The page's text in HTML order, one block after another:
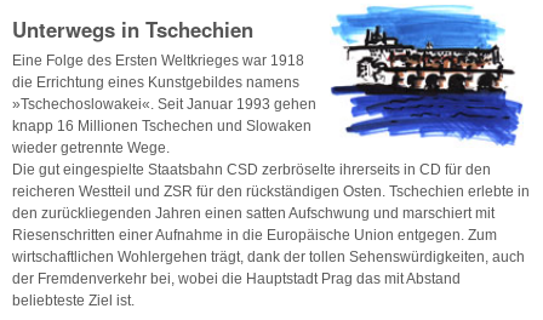
Unterwegs in Tschechien
Eine Folge des Ersten Weltkrieges war 1918
die Errichtung eines Kunstgebildes namens
»Tschechoslowakei«. Seit Januar 1993 gehen
knapp 16 Millionen Tschechen und Slowaken
wieder getrennte Wege.
Die gut eingespielte Staatsbahn CSD zerbröselte ihrerseits in CD für den
reicheren Westteil und ZSR für den rückständigen Osten. Tschechien erlebte in
den zurückliegenden Jahren einen satten Aufschwung und marschiert mit
Riesenschritten einer Aufnahme in die Europäische Union entgegen. Zum
wirtschaftlichen Wohlergehen trägt, dank der tollen Sehenswürdigkeiten, auch
der Fremdenverkehr bei, wobei die Hauptstadt Prag das mit Abstand
beliebteste Ziel ist.